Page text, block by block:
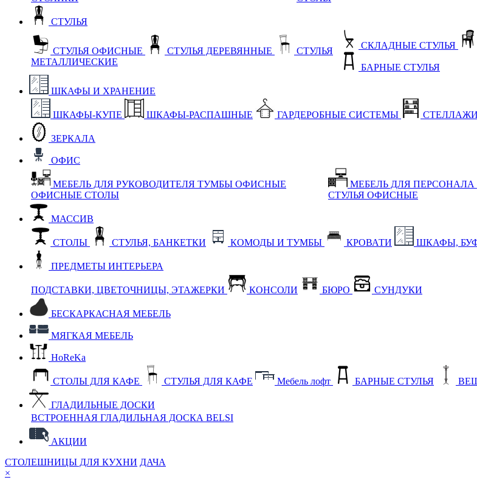
СТУЛЬЯ
СТУЛЬЯ ОФИСНЫЕ СТУЛЬЯ ДЕРЕВЯННЫЕ
СТУЛЬЯ
МЕТАЛЛИЧЕСКИЕ
СКЛАДНЫЕ СТУЛЬЯ
БАРНЫЕ СТУЛЬЯ
ШКАФЫ И ХРАНЕНИЕ
ШКАФЫ-КУПЕ ШКАФЫ-РАСПАШНЫЕ ГАРДЕРОБНЫЕ СИСТЕМЫ СТЕЛЛАЖИ
ЗЕРКАЛА
ОФИС
МЕБЕЛЬ ДЛЯ РУКОВОДИТЕЛЯ ТУМБЫ ОФИСНЫЕ
ОФИСНЫЕ СТОЛЫ
МЕБЕЛЬ ДЛЯ ПЕРСОНАЛА
СТУЛЬЯ ОФИСНЫЕ
МАССИВ
СТОЛЫ СТУЛЬЯ, БАНКЕТКИ КОМОДЫ И ТУМБЫ КРОВАТИ ШКАФЫ,
ПРЕДМЕТЫ ИНТЕРЬЕРА
ПОДСТАВКИ, ЦВЕТОЧНИЦЫ, ЭТАЖЕРКИ КОНСОЛИ БЮРО СУНДУКИ
БЕСКАРКАСНАЯ МЕБЕЛЬ
МЯГКАЯ МЕБЕЛЬ
HoReKa
СТОЛЫ ДЛЯ КАФЕ СТУЛЬЯ ДЛЯ КАФЕ Мебель лофт БАРНЫЕ СТУЛЬЯ
ГЛАДИЛЬНЫЕ ДОСКИ
ВСТРОЕННАЯ ГЛАДИЛЬНАЯ ДОСКА BELSI
АКЦИИ
СТОЛЕШНИЦЫ ДЛЯ КУХНИ ДАЧА
×